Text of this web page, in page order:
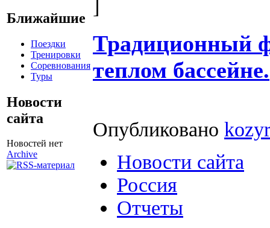
Ближайшие
Поездки
Тренировки
Соревнования
Туры
Новости
сайта
Новостей нет
Archive
]
Традиционный
теплом бассейне.
Опубликовано
Новости сайта
Россия
Отчеты